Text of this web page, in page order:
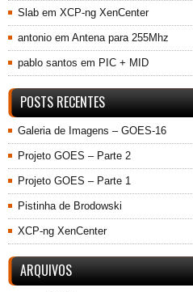
Slab em XCP-ng XenCenter
antonio em Antena para 255Mhz
pablo santos em PIC + MID
POSTS RECENTES
Galeria de Imagens – GOES-16
Projeto GOES – Parte 2
Projeto GOES – Parte 1
Pistinha de Brodowski
XCP-ng XenCenter
ARQUIVOS